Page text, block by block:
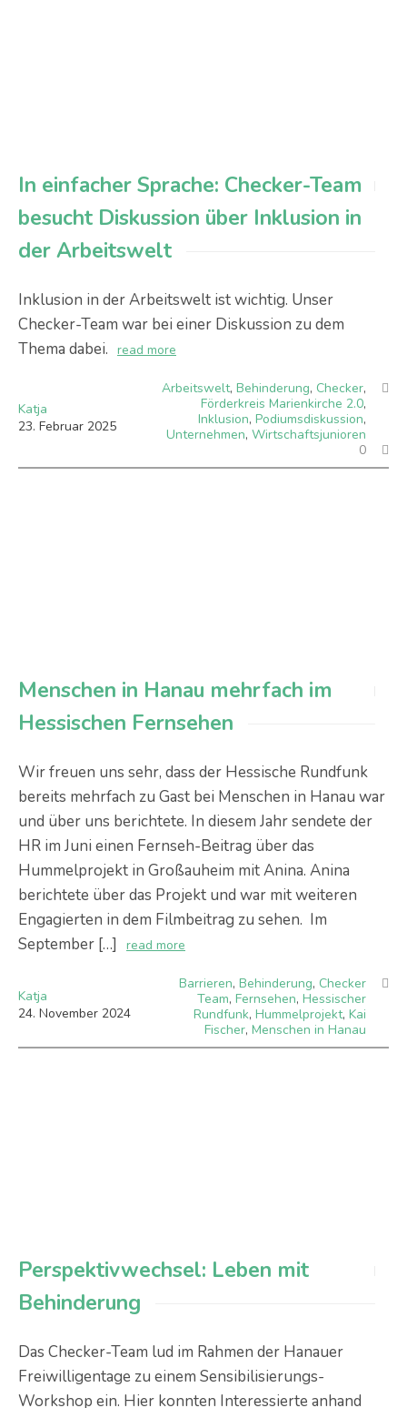
In einfacher Sprache: Checker-Team
besucht Diskussion über Inklusion in
der Arbeitswelt
Inklusion in der Arbeitswelt ist wichtig. Unser
Checker-Team war bei einer Diskussion zu dem
Thema dabei. read more
Katja
23. Februar 2025
Arbeitswelt, Behinderung, Checker,
Förderkreis Marienkirche 2.0,
Inklusion, Podiumsdiskussion,
Unternehmen, Wirtschaftsjunioren
0
Menschen in Hanau mehrfach im
Hessischen Fernsehen
Wir freuen uns sehr, dass der Hessische Rundfunk
bereits mehrfach zu Gast bei Menschen in Hanau war
und über uns berichtete. In diesem Jahr sendete der
HR im Juni einen Fernseh-Beitrag über das
Hummelprojekt in Großauheim mit Anina. Anina
berichtete über das Projekt und war mit weiteren
Engagierten in dem Filmbeitrag zu sehen. Im
September […]
read more
Katja
24. November 2024
Barrieren, Behinderung, Checker
Team, Fernsehen, Hessischer
Rundfunk, Hummelprojekt, Kai
Fischer, Menschen in Hanau
Perspektivwechsel: Leben mit
Behinderung
Das Checker-Team lud im Rahmen der Hanauer
Freiwilligentage zu einem Sensibilisierungs-
Workshop ein. Hier konnten Interessierte anhand